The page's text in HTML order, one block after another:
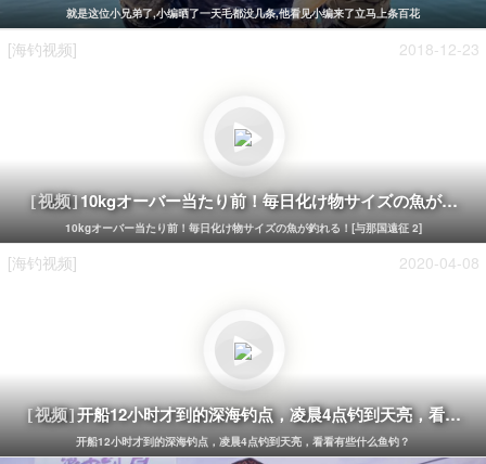
就是这位小兄弟了,小编晒了一天毛都没几条,他看见小编来了立马上条百花
[海钓视频] 2018-12-23
[视频]10kgオーバー当たり前！毎日化け物サイズの魚が釣れ
10kgオーバー当たり前！毎日化け物サイズの魚が釣れる！[与那国遠征 2]
[海钓视频] 2020-04-08
[视频]开船12小时才到的深海钓点，凌晨4点钓到天亮，看看有
开船12小时才到的深海钓点，凌晨4点钓到天亮，看看有些什么鱼钓？